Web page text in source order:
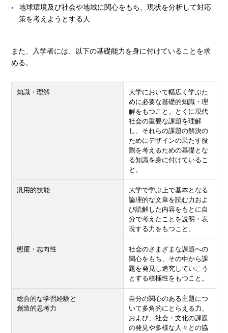
地球環境及び社会や地域に関心をもち、現状を分析して対応
策を考えようとする人
また、入学者には、以下の基礎能力を身に付けていることを求
める。
知識・理解
大学において幅広く学ぶた
めに必要な基礎的知識・理
解をもつこと。とくに現代
社会の重要な課題を理解
し、それらの課題の解決の
ためにデザインの果たす役
割を考えるための基礎とな
る知識を身に付けているこ
と。
汎用的技能
大学で学ぶ上で基本となる
論理的な文章を読む力およ
び読解した内容をもとに自
分で考えたことを説明・表
現する力をもつこと。
態度・志向性
社会のさまざまな課題への
関心をもち、その中から課
題を発見し追究していこう
とする積極性をもつこと。
総合的な学習経験と
創造的思考力
自分の関心のある主題につ
いて多角的にとらえる力、
および、社会・文化の課題
の発見や多様な人々との協